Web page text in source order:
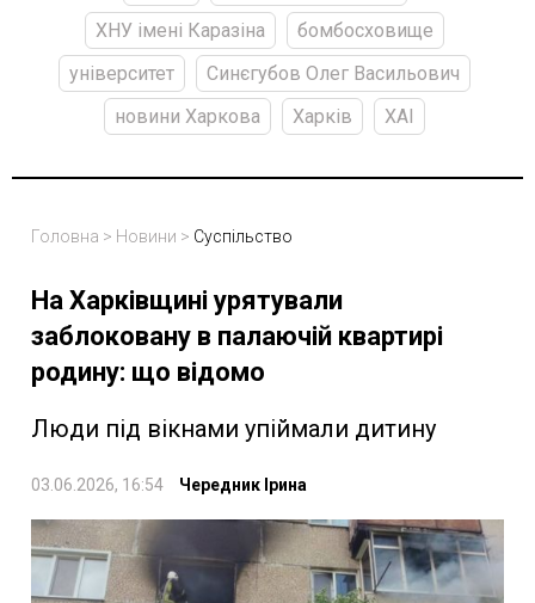
ХНУ імені Каразіна
бомбосховище
університет
Синєгубов Олег Васильович
новини Харкова
Харків ХАІ
Головна > Новини > Суспільство
На Харківщині урятували
заблоковану в палаючій квартирі
родину: що відомо
Люди під вікнами упіймали дитину
03.06.2026, 16:54 Чередник Ірина